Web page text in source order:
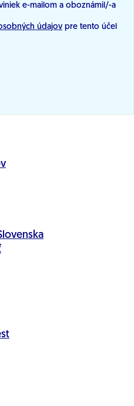
e-mailom a oboznámil/-a
údajov pre tento účel